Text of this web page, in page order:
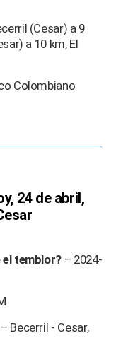
(Cesar) a 9
a 10 km, El
Colombiano
24 de abril,
el temblor? – 2024-
Becerril - Cesar,